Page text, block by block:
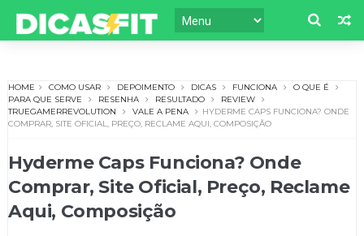
HOME COMO USAR DEPOIMENTO DICAS FUNCIONA
O QUE É
PARA QUE SERVE
RESENHA RESULTADO
REVIEW
TRUEGAMERREVOLUTION
VALE A PENA
HYDERME CAPS FUNCIONA? ONDE
COMPRAR, SITE OFICIAL, PREÇO, RECLAME AQUI, COMPOSIÇÃO
Hyderme Caps Funciona? Onde
Comprar, Site Oficial, Preço, Reclame
Aqui, Composição